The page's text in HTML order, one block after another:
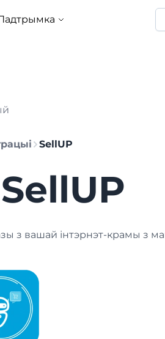
SellUP
з вашай інтэрнэт-крамы з